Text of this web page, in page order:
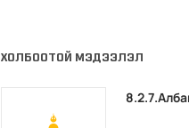
ХОЛБООТОЙ МЭДЭЭЛЭЛ